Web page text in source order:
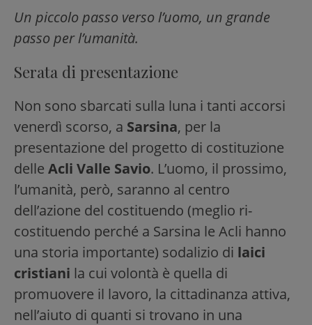
Un piccolo passo verso l’uomo, un grande
passo per l’umanità.
Serata di presentazione
Non sono sbarcati sulla luna i tanti accorsi
venerdì scorso, a Sarsina, per la
presentazione del progetto di costituzione
delle Acli Valle Savio. L’uomo, il prossimo,
l’umanità, però, saranno al centro
dell’azione del costituendo (meglio ri-
costituendo perché a Sarsina le Acli hanno
una storia importante) sodalizio di laici
cristiani la cui volontà è quella di
promuovere il lavoro, la cittadinanza attiva,
nell’aiuto di quanti si trovano in una